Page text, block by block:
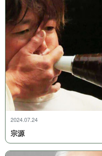
2024.07.24
宗 源